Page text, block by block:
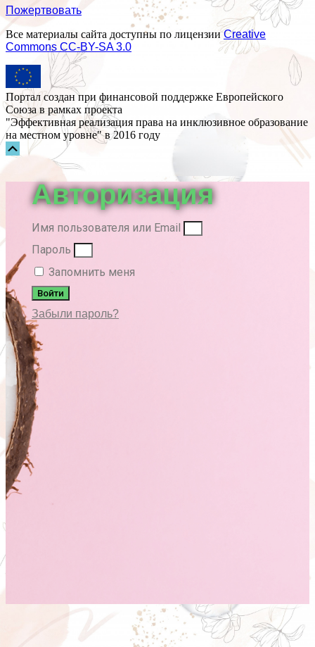
Пожертвовать
Все материалы сайта доступны по лицензииCreative
Commons СС-BY-SA 3.0
Портал создан при финансовой поддержке Европейского
Союза в рамках проекта
"Эффективная реализация права на инклюзивное образование
на местном уровне" в 2016 году
Прокрутка
вверх
Авторизация
Имя пользователя или Email
Пароль
Запомнить меня
Войти
Забыли пароль?